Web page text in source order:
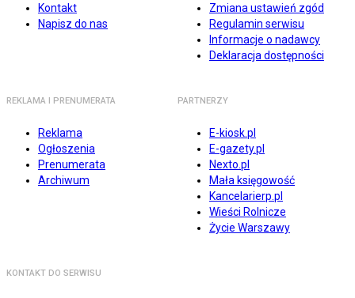
Kontakt
Napisz do nas
Zmiana ustawień zgód
Regulamin serwisu
Informacje o nadawcy
Deklaracja dostępności
REKLAMA I PRENUMERATA
Reklama
Ogłoszenia
Prenumerata
Archiwum
PARTNERZY
E-kiosk.pl
E-gazety.pl
Nexto.pl
Mała księgowość
Kancelarierp.pl
Wieści Rolnicze
Życie Warszawy
KONTAKT DO SERWISU